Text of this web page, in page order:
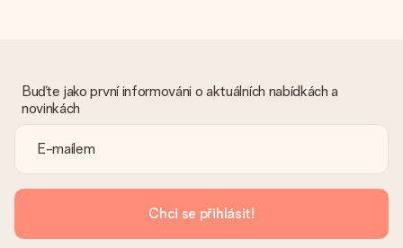
Buďte jako první informováni o aktuálních nabídkách a
novinkách
Chci se přihlásit!